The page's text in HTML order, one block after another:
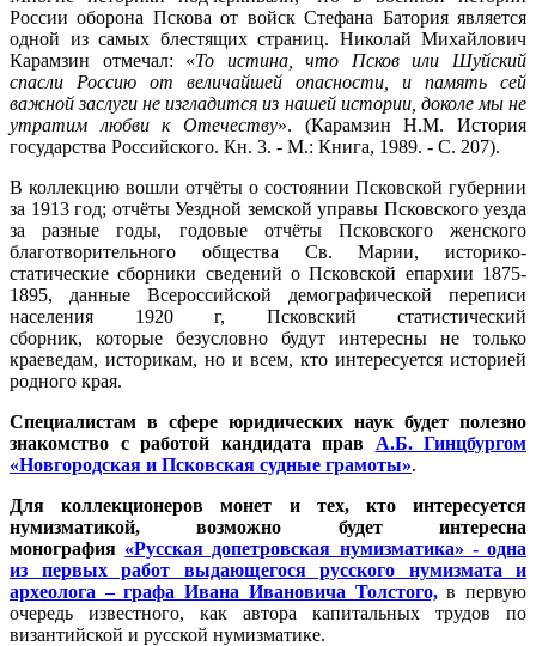
России оборона Пскова от войск Стефана Батория является
одной из самых блестящих страниц. Николай Михайлович
Карамзин отмечал: «То истина, что Псков или Шуйский
спасли Россию от величайшей опасности, и память сей
важной заслуги не изгладится из нашей истории, доколе мы не
утратим любви к Отечеству». (Карамзин Н.М. История
государства Российского. Кн. 3. - М.: Книга, 1989. - С. 207).
В коллекцию вошли отчёты о состоянии Псковской губернии
за 1913 год; отчёты Уездной земской управы Псковского уезда
за разные годы, годовые отчёты Псковского женского
благотворительного общества Св. Марии, историко-
статические сборники сведений о Псковской епархии 1875-
1895, данные Всероссийской демографической переписи
населения 1920 г, Псковский статистический
сборник,
которые безусловно будут интересны не только
краеведам, историкам, но и всем, кто интересуется историей
родного края.
Специалистам в сфере юридических наук будет полезно
знакомство с работой кандидата прав
А.Б. Гинцбургом
«Новгородская и Псковская судные грамоты».
Для коллекционеров монет и тех, кто интересуется
нумизматикой, возможно будет интересна
монография «Русская допетровская нумизматика» - одна
из первых работ выдающегося русского нумизмата и
археолога – графа Ивана Ивановича Толстого, в первую
очередь известного, как автора капитальных трудов по
византийской и русской нумизматике.